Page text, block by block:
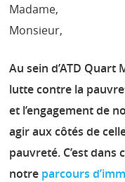
Madame,
Monsieur,
Au sein d’ATD Quart
lutte contre la
et l’engagement de
agir aux côtés de
pauvreté. C’est
notre parcours